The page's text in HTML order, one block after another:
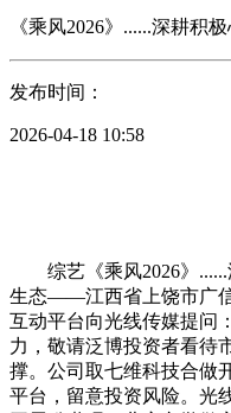
《乘风2026》......深耕积
发布时间：
2026-04-18 10:58
综艺《乘风2026》......
生态——江西省上饶市广
互动平台向光线传媒提问
力，敬请泛博投资者看待
撑。公司取七维科技合做
平台，留意投资风险。光